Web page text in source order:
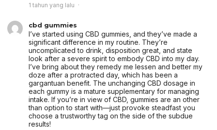
1 tahun yang lalu
cbd gummies
I’ve started using CBD gummies, and they’ve made a
significant difference in my routine. They’re
uncomplicated to drink, disposition great, and state
look after a severe spirit to embody CBD into my day.
I’ve bring about they remedy me lessen and better my
doze after a protracted day, which has been a
gargantuan benefit. The unchanging CBD dosage in
each gummy is a mature supplementary for managing
intake. If you’re in view of CBD, gummies are an other
than option to start with—just provoke steadfast you
choose a trustworthy tag on the side of the subdue
results!